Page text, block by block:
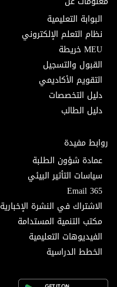
البوابة التعليمية
نظام التعلم الإلكتروني
MEU خريطة
القبول والتسجيل
التقويم الأكاديمي
دليل التخصصات
دليل الطالب
روابط مفيدة
عمادة شؤون الطلبة
سياسات التأثير البيئي
Email 365
الاشتراك في النشرة الإخبارية MEU
مكتب التنمية المستدامة
الفيديوهات التعليمية
الخطط الدراسية